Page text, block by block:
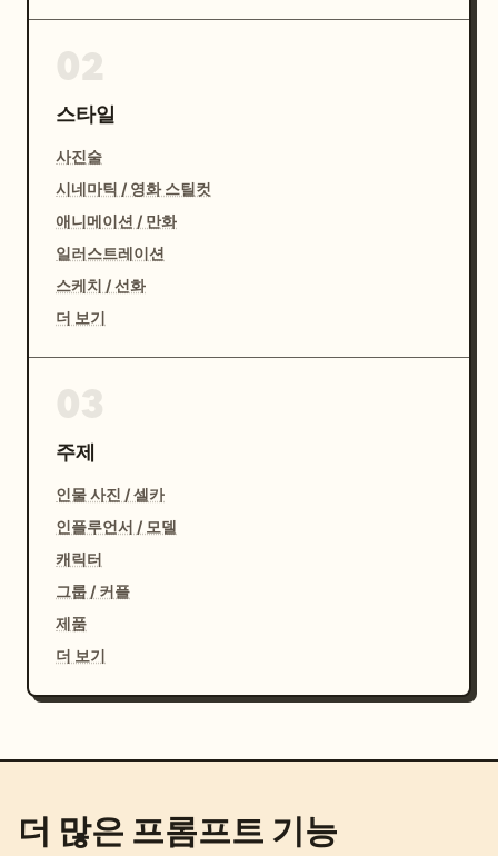
스타일
사진술
시네마틱 / 영화 스틸컷
애니메이션 / 만화
일러스트레이션
스케치 / 선화
더 보기
주제
인물 사진 / 셀카
인플루언서 / 모델
캐릭터
그룹 / 커플
제품
더 보기
더 많은 프롬프트 기능